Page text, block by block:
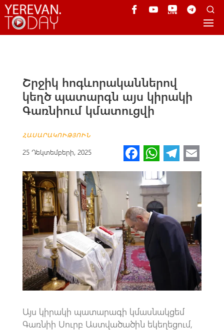
Շրջիկ հոգևորականներով
կեղծ պատարգն այս կիրակի
Գառնիում կմատուցվի
ՀԱՍԱՐԱԿՈՒԹՅՈՒՆ
25 Դեկտեմբերի, 2025 Fa
ce
b
o
o
k
W
h
at
s
A
p
Te
le
m
m
Այս կիրակի պատարագի կմասնակցեմ
Գառնիի Սուրբ Աստվածածին եկեղեցում,